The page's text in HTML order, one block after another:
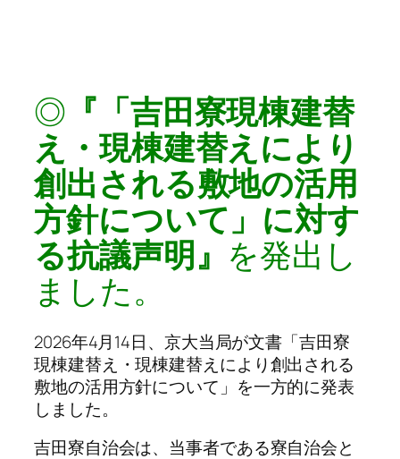
◎ 『「吉田寮現棟建替
え・現棟建替えにより
創出される敷地の活用
方針について」に対す
る抗議声明』 を発出し
ました。
2026年4月14日、京大当局が文書「吉田寮
現棟建替え・現棟建替えにより創出される
敷地の活用方針について」を一方的に発表
しました。
吉田寮自治会は、当事者である寮自治会と